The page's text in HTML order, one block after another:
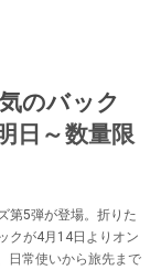
のバック
日～数量限
第5弾が登場。折りた
クが4月14日よりオン
日常使いから旅先まで